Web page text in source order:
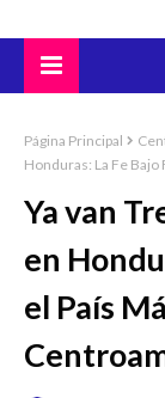
Página Principal
Honduras: La Fe
Ya van
en
el País